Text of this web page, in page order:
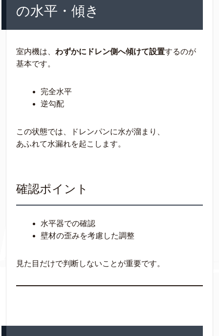
の水平・傾き
室内機は、 わずかにドレン側へ傾けて設置するのが
基本です。
完全水平
逆勾配
この状態では、ドレンパンに水が溜まり、
あふれて水漏れを起こします。
確認ポイント
水平器での確認
壁材の歪みを考慮した調整
見た目だけで判断しないことが重要です。